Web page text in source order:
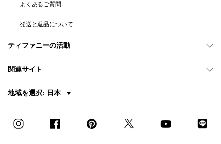
よくあるご質問
発送と返品について
ティファニーの活動
関連サイト
地域を選択: 日本